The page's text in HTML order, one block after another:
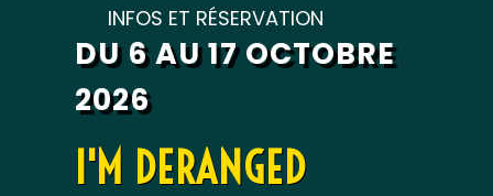
INFOS ET RÉSERVATION
DU 6 AU 17 OCTOBRE
2026
I'M DERANGED